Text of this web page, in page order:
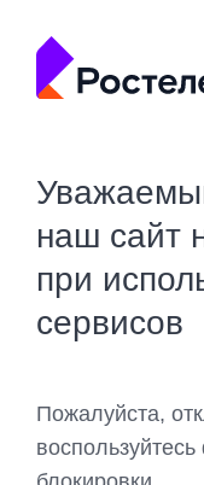
наш сайт
при
сервисов
Пожалуйста,